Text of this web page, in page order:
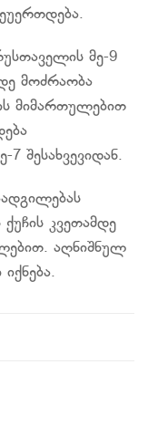
მე-9
მოძრაობა
მიმართულებით
7 შესახვევიდან.
კვეთამდე
აღნიშნულ